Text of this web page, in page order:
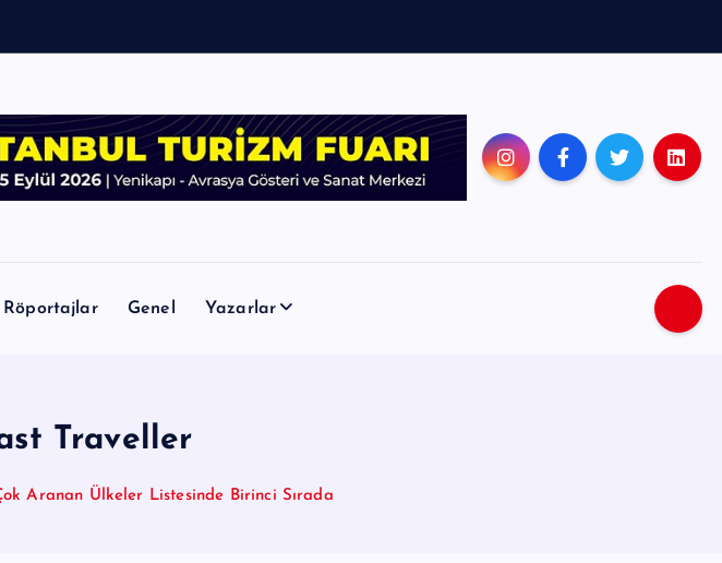
Röportajlar Genel Yazarlar
Traveller
Aranan Ülkeler Listesinde Birinci Sırada